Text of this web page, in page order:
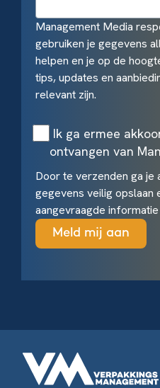
Management Media
gebruiken je gegevens
helpen en je op de
tips, updates en
relevant zijn.
Ik ga ermee
ontvangen van
Door te verzenden ga je
gegevens veilig opslaan
aangevraagde